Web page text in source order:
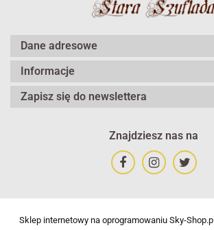
Dane adresowe
Informacje
Zapisz się do newslettera
Znajdziesz nas na
Sklep internetowy na oprogramowaniu Sky-Shop.pl